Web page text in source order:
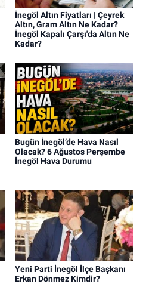
İnegöl Altın Fiyatları | Çeyrek
Altın, Gram Altın Ne Kadar?
İnegöl Kapalı Çarşı'da Altın Ne
Kadar?
Bugün İnegöl’de Hava Nasıl
Olacak? 6 Ağustos Perşembe
İnegöl Hava Durumu
Yeni Parti İnegöl İlçe Başkanı
Erkan Dönmez Kimdir?